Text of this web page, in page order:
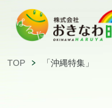
TOP 「沖縄特集」